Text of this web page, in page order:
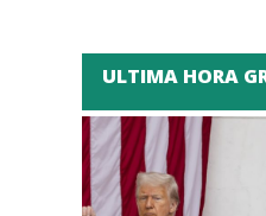
ULTIMA HORA